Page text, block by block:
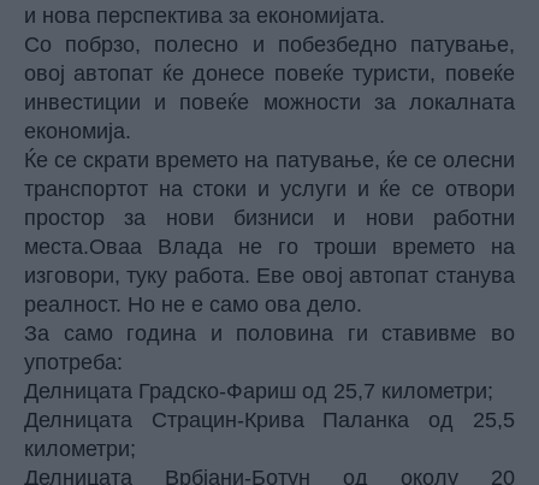
и нова перспектива за економијата.
Со побрзо, полесно и побезбедно патување,
овој автопат ќе донесе повеќе туристи, повеќе
инвестиции и повеќе можности за локалната
економија.
Ќе се скрати времето на патување, ќе се олесни
транспортот на стоки и услуги и ќе се отвори
простор за нови бизниси и нови работни
места.Оваа Влада не го троши времето на
изговори, туку работа. Еве овој автопат станува
реалност. Но не е само ова дело.
За само година и половина ги ставивме во
употреба:
Делницата Градско-Фариш од 25,7 километри;
Делницата Страцин-Крива Паланка од 25,5
километри;
Делницата Врбјани-Ботун од околу 20